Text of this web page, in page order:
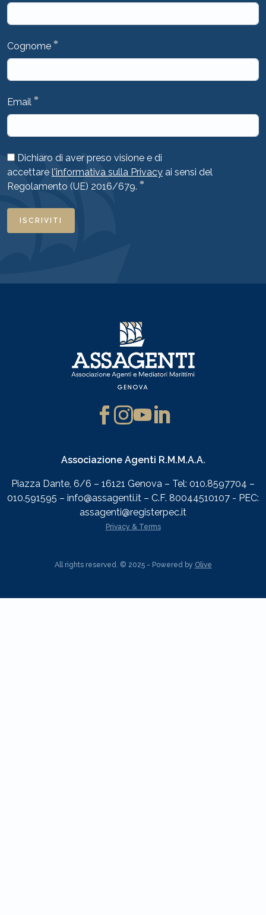
Cognome *
Email *
Dichiaro di aver preso visione e di
accettare l'informativa sulla Privacy ai sensi del
Regolamento (UE) 2016/679. *
ISCRIVITI
Associazione Agenti R.M.M.A.A.
Piazza Dante, 6/6 – 16121 Genova – Tel: 010.8597704 –
010.591595 – info@assagenti.it – C.F. 80044510107 - PEC:
assagenti@registerpec.it
Privacy & Terms
All rights reserved. © 2025 - Powered by Olive